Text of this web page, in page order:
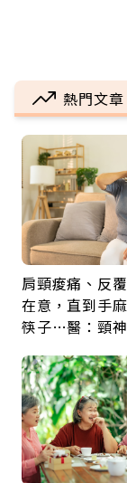
熱門文章
肩頸痠痛、反
在意，直到手
筷子…醫：頸
鍵